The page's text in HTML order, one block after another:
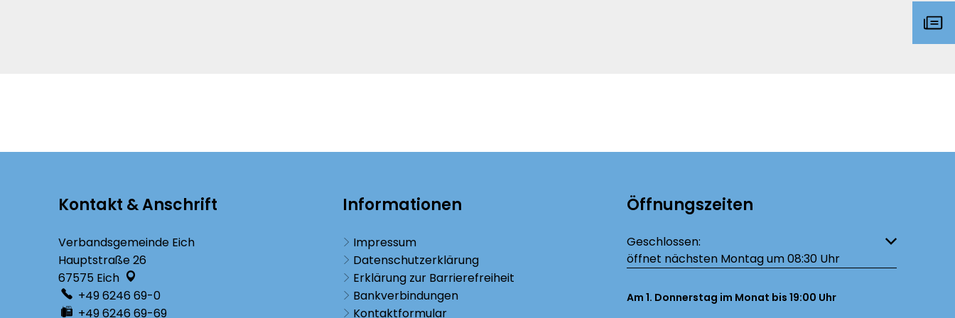
Kontakt & Anschrift
Verbandsgemeinde Eich
Hauptstraße 26
67575 Eich
+49 6246 69-0
+49 6246 69-69
Informationen
Impressum
Datenschutzerklärung
Erklärung zur Barrierefreiheit
Bankverbindungen
Kontaktformular
Öffnungszeiten
Klicken, um weitere Öffnungs- oder Schließzeiten auszublenden
Geschlossen:
öffnet nächsten Montag um 08:30 Uhr
Am 1. Donnerstag im Monat bis 19:00 Uhr